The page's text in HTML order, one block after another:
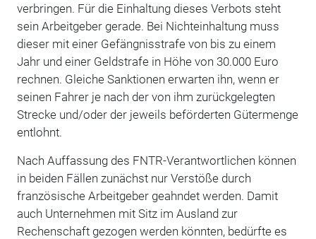
verbringen. Für die Einhaltung dieses Verbots steht
sein Arbeitgeber gerade. Bei Nichteinhaltung muss
dieser mit einer Gefängnisstrafe von bis zu einem
Jahr und einer Geldstrafe in Höhe von 30.000 Euro
rechnen. Gleiche Sanktionen erwarten ihn, wenn er
seinen Fahrer je nach der von ihm zurückgelegten
Strecke und/oder der jeweils beförderten Gütermenge
entlohnt.
Nach Auffassung des FNTR-Verantwortlichen können
in beiden Fällen zunächst nur Verstöße durch
französische Arbeitgeber geahndet werden. Damit
auch Unternehmen mit Sitz im Ausland zur
Rechenschaft gezogen werden könnten, bedürfte es